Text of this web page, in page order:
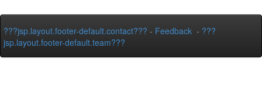
???jsp.layout.footer-default.contact??? - Feedback - ???
jsp.layout.footer-default.team???